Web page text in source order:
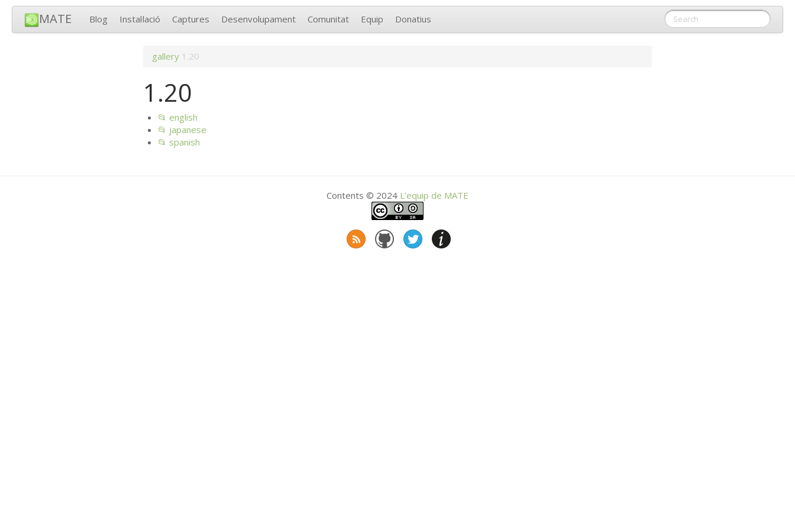
MATE Blog Instal·lació Captures Desenvolupament Comunitat Equip Donatius
gallery 1.20
1.20
📂 english
📂 japanese
📂 spanish
Contents © 2024 L’equip de MATE